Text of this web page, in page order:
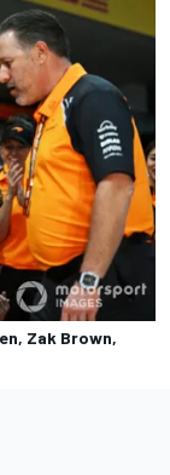
Zak Brown,